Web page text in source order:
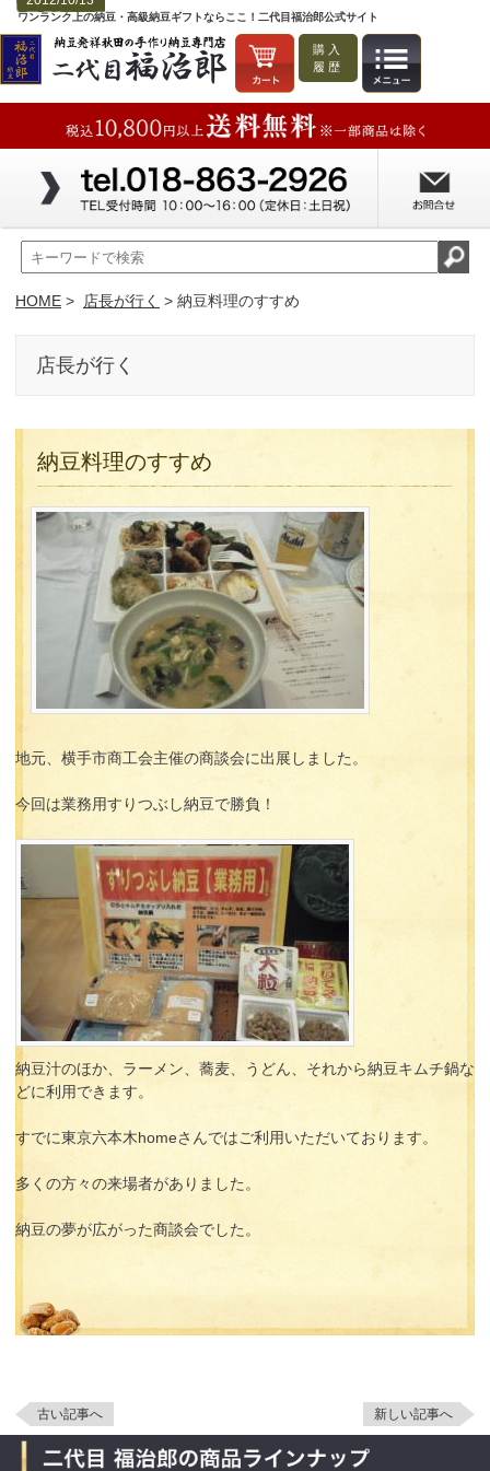
ワンランク上の納豆・高級納豆ギフトならここ！二代目福治郎公式サイト
購入
履歴
HOME > 店長が行く > 納豆料理のすすめ
店長が行く
納豆料理のすすめ
地元、横手市商工会主催の商談会に出展しました。
今回は業務用すりつぶし納豆で勝負！
納豆汁のほか、ラーメン、蕎麦、うどん、それから納豆キムチ鍋な
どに利用できます。
すでに東京六本木homeさんではご利用いただいております。
多くの方々の来場者がありました。
納豆の夢が広がった商談会でした。
古い記事へ 新しい記事へ